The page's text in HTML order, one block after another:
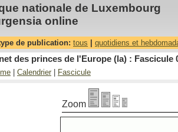
nationale de Luxembourg
online
de publication: tous quotidiens et
des princes de l'Europe (la) : Fascicule
Calendrier Fascicule
Zoom